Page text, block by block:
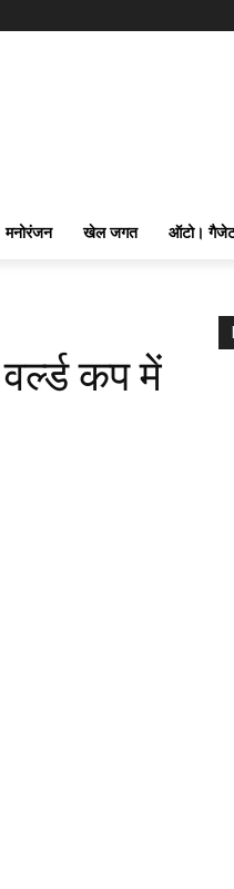
मनोरंजन खेल जगत ऑटो।
कप में